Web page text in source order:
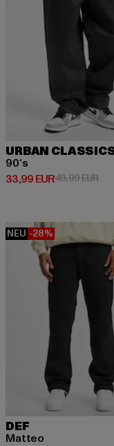
URBAN
90‘s
33,99 EUR
Derzeitiger Preis: 33,99
49,99 EUR
NEU -28%
DEF
Matteo